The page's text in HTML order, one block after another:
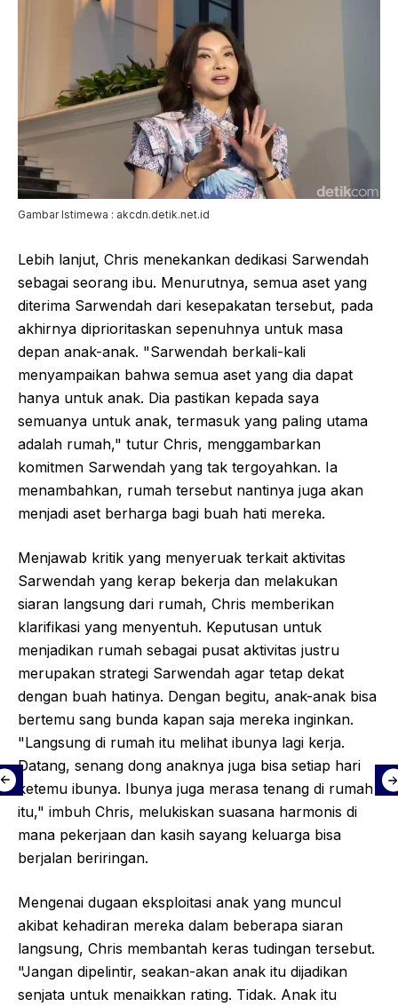
Gambar Istimewa : akcdn.detik.net.id
Lebih lanjut, Chris menekankan dedikasi Sarwendah
sebagai seorang ibu. Menurutnya, semua aset yang
diterima Sarwendah dari kesepakatan tersebut, pada
akhirnya diprioritaskan sepenuhnya untuk masa
depan anak-anak. "Sarwendah berkali-kali
menyampaikan bahwa semua aset yang dia dapat
hanya untuk anak. Dia pastikan kepada saya
semuanya untuk anak, termasuk yang paling utama
adalah rumah," tutur Chris, menggambarkan
komitmen Sarwendah yang tak tergoyahkan. Ia
menambahkan, rumah tersebut nantinya juga akan
menjadi aset berharga bagi buah hati mereka.
Menjawab kritik yang menyeruak terkait aktivitas
Sarwendah yang kerap bekerja dan melakukan
siaran langsung dari rumah, Chris memberikan
klarifikasi yang menyentuh. Keputusan untuk
menjadikan rumah sebagai pusat aktivitas justru
merupakan strategi Sarwendah agar tetap dekat
dengan buah hatinya. Dengan begitu, anak-anak bisa
bertemu sang bunda kapan saja mereka inginkan.
"Langsung di rumah itu melihat ibunya lagi kerja.
Datang, senang dong anaknya juga bisa setiap hari
ketemu ibunya. Ibunya juga merasa tenang di rumah
itu," imbuh Chris, melukiskan suasana harmonis di
mana pekerjaan dan kasih sayang keluarga bisa
berjalan beriringan.
Mengenai dugaan eksploitasi anak yang muncul
akibat kehadiran mereka dalam beberapa siaran
langsung, Chris membantah keras tudingan tersebut.
"Jangan dipelintir, seakan-akan anak itu dijadikan
senjata untuk menaikkan rating. Tidak. Anak itu